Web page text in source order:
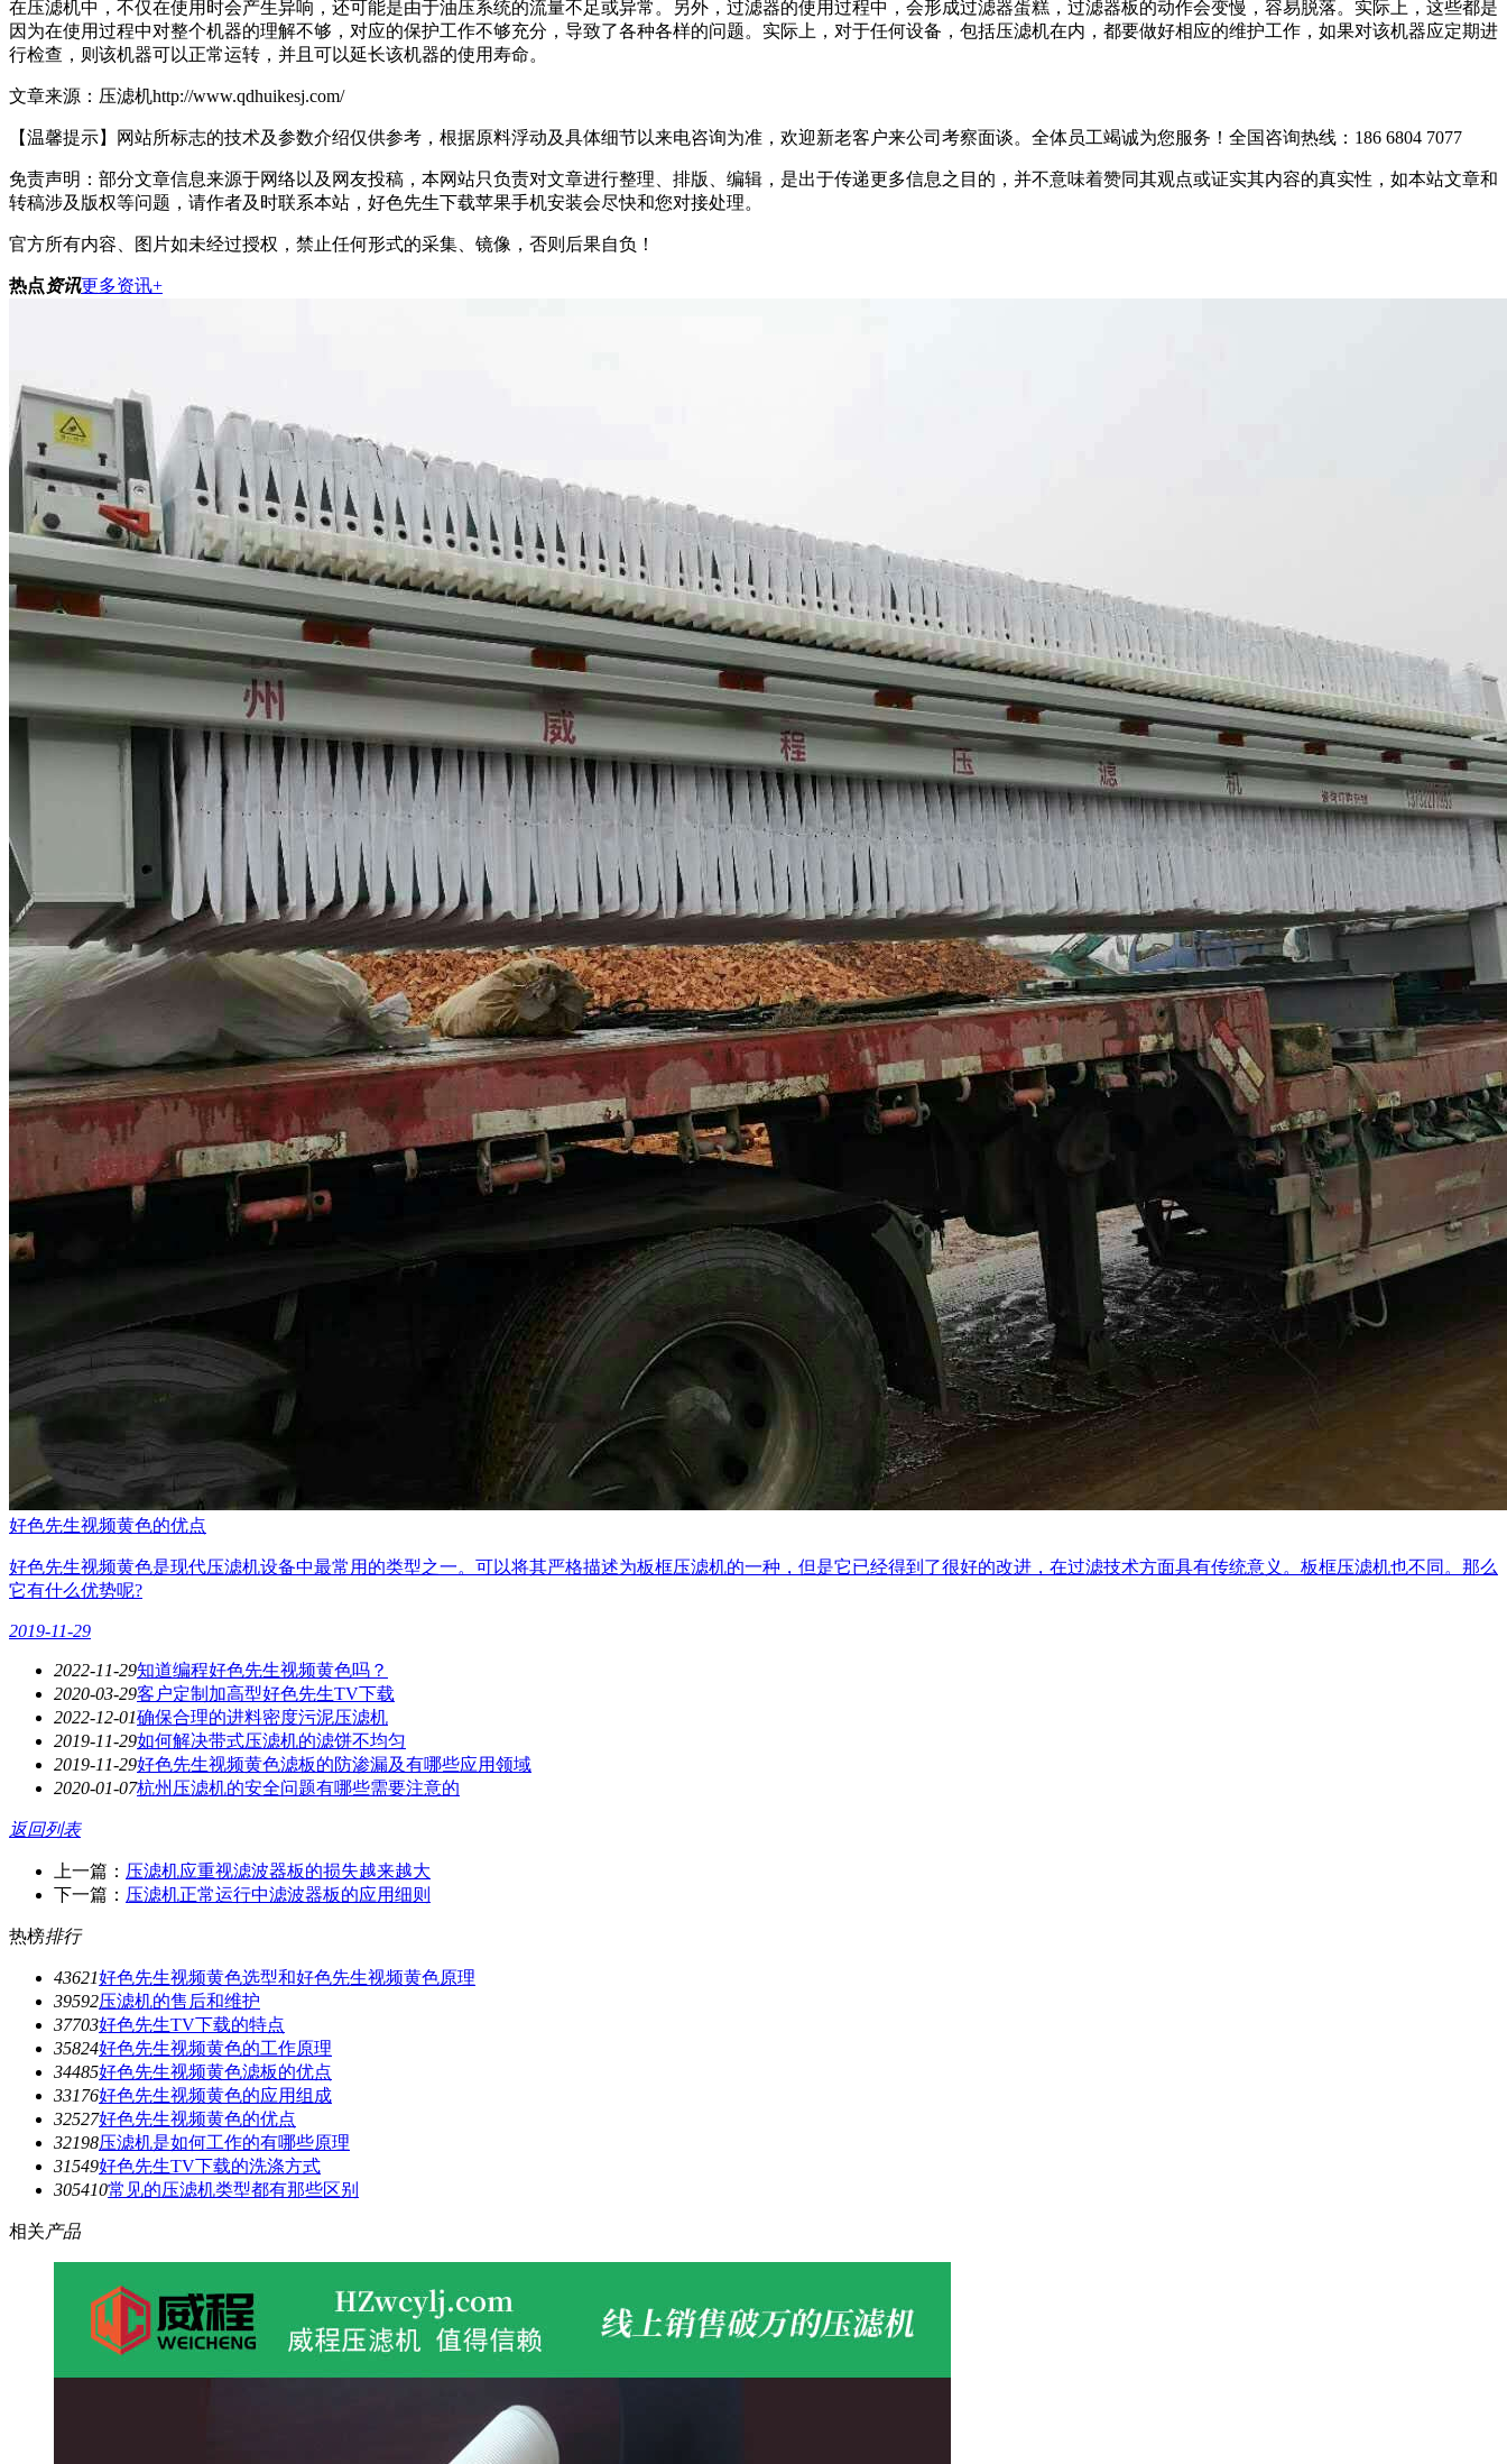
在压滤机中，不仅在使用时会产生异响，还可能是由于油压系统的流量不足或异常。另外，过滤器的使用过程中，会形成过滤器蛋糕，过滤器板的动作会变慢，容易脱落。实际上，这些都是
因为在使用过程中对整个机器的理解不够，对应的保护工作不够充分，导致了各种各样的问题。实际上，对于任何设备，包括压滤机在内，都要做好相应的维护工作，如果对该机器应定期进
行检查，则该机器可以正常运转，并且可以延长该机器的使用寿命。
文章来源：压滤机http://www.qdhuikesj.com/
【温馨提示】网站所标志的技术及参数介绍仅供参考，根据原料浮动及具体细节以来电咨询为准，欢迎新老客户来公司考察面谈。全体员工竭诚为您服务！ 全国咨询热线：186 6804 7077
免责声明：部分文章信息来源于网络以及网友投稿，本网站只负责对文章进行整理、排版、编辑，是出于传递更多信息之目的，并不意味着赞同其观点或证实其内容的真实性，如本站文章和
转稿涉及版权等问题，请作者及时联系本站，好色先生下载苹果手机安装会尽快和您对接处理。
官方所有内容、图片如未经过授权，禁止任何形式的采集、镜像，否则后果自负！
热点资讯更多资讯+
好色先生视频黄色的优点
好色先生视频黄色是现代压滤机设备中最常用的类型之一。可以将其严格描述为板框压滤机的一种，但是它已经得到了很好的改进，在过滤技术方面具有传统意义。板框压滤机也不同。那么
它有什么优势呢?
2019-11-29
2022-11-29知道编程好色先生视频黄色吗？
2020-03-29客户定制加高型好色先生TV下载
2022-12-01确保合理的进料密度污泥压滤机
2019-11-29如何解决带式压滤机的滤饼不均匀
2019-11-29好色先生视频黄色滤板的防渗漏及有哪些应用领域
2020-01-07杭州压滤机的安全问题有哪些需要注意的
返回列表
上一篇： 压滤机应重视滤波器板的损失越来越大
下一篇： 压滤机正常运行中滤波器板的应用细则
热榜排行
43621好色先生视频黄色选型和好色先生视频黄色原理
39592压滤机的售后和维护
37703好色先生TV下载的特点
35824好色先生视频黄色的工作原理
34485好色先生视频黄色滤板的优点
33176好色先生视频黄色的应用组成
32527好色先生视频黄色的优点
32198压滤机是如何工作的有哪些原理
31549好色先生TV下载的洗涤方式
305410常见的压滤机类型都有那些区别
相关产品